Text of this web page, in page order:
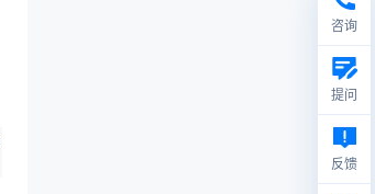
咨询
提问
反馈